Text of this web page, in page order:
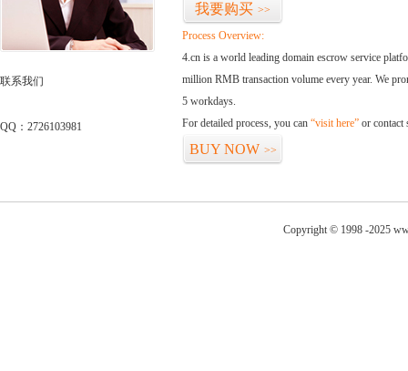
联系我们
QQ：2726103981
我要购买 >>
Process Overview:
4.cn is a world leading domain escrow service
million RMB transaction volume every year. We
5 workdays.
For detailed process, you can “visit here” or contact
BUY NOW >>
Copyright © 1998 -2025